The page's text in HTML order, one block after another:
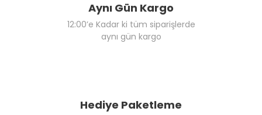
Aynı Gün Kargo
12:00’e Kadar ki tüm siparişlerde
aynı gün kargo
Hediye Paketleme